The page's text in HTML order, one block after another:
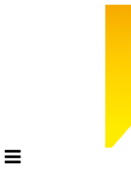
Veksle
navigasjon